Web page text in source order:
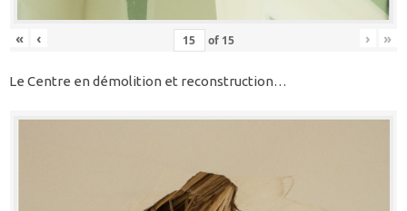
« ‹ of 15 › »
Le Centre en démolition et reconstruction…